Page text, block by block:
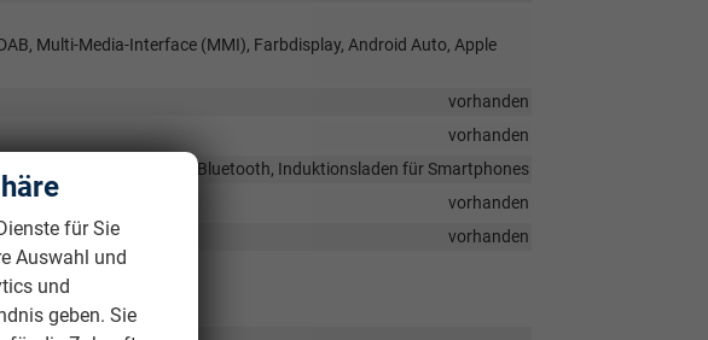
Multi-Media-Interface (MMI), Farbdisplay, Android Auto, Apple
vorhanden
vorhanden
Freisprecheinrichtung, Bluetooth, Induktionsladen für Smartphones
vorhanden
vorhanden
für Sie
Auswahl und
und
geben. Sie